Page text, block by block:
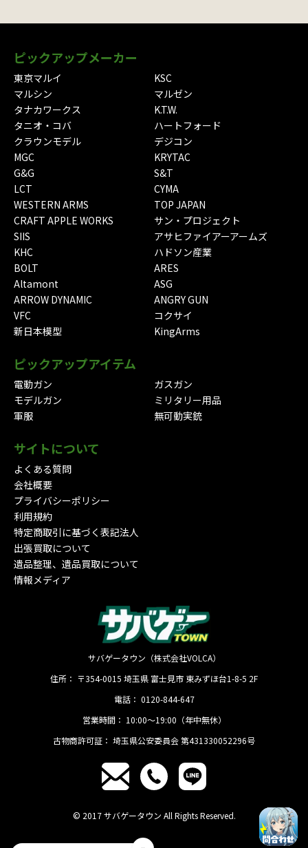
ピックアップメーカー
東京マルイ
KSC
マルシン
マルゼン
タナカワークス
K.T.W.
タニオ・コバ
ハートフォード
クラウンモデル
デジコン
MGC
KRYTAC
G&G
S&T
LCT
CYMA
WESTERN ARMS
TOP JAPAN
CRAFT APPLE WORKS
サン・プロジェクト
SIIS
アサヒファイアーアームズ
KHC
ハドソン産業
BOLT
ARES
Altamont
ASG
ARROW DYNAMIC
ANGRY GUN
VFC
コクサイ
新日本模型
KingArms
ピックアップアイテム
電動ガン
ガスガン
モデルガン
ミリタリー用品
軍服
無可動実銃
サイトについて
よくある質問
会社概要
プライバシーポリシー
利用規約
特定商取引に基づく表記法人
出張買取について
遺品整理、遺品買取について
情報メディア
サバゲータウン（株式会社VOLCA）
住所： 〒354-0015 埼玉県 富士見市 東みずほ台1-8-5 2F
電話： 0120-844-647
営業時間： 10:00〜19:00（年中無休）
古物商許可証： 埼玉県公安委員会 第431330052296号
© 2017 サバゲータウン All Rights Reserved.